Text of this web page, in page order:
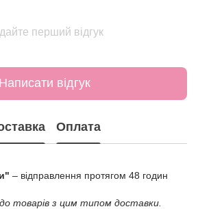
перший відгук
Написати відгук
Оплата
– відправлення протягом 48 годин
товарів з цим типом доставки.